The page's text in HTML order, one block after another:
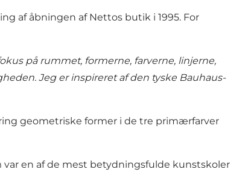
af åbningen af Nettos butik i 1995. For
på rummet, formerne, farverne, linjerne,
Jeg er inspireret af den tyske Bauhaus-
geometriske former i de tre primærfarver
en af de mest betydningsfulde kunstskoler